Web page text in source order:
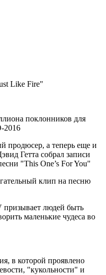
Like Fire"
поклонников для
2016
продюсер, а теперь еще и
Гетта собрал записи
"This One’s For You"
клип на песню
людей быть
маленькие чудеса во
в которой проявлено
"кукольности" и